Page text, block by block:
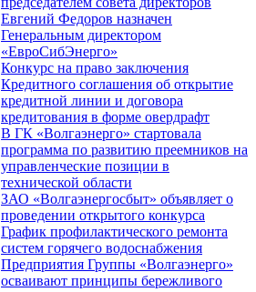
Евгений Федоров назначен
Генеральным директором
«ЕвроСибЭнерго»
Конкурс на право заключения
Кредитного соглашения об открытие
кредитной линии и договора
кредитования в форме овердрафт
В ГК «Волгаэнерго» стартовала
программа по развитию преемников на
управленческие позиции в
технической области
ЗАО «Волгаэнергосбыт» объявляет о
проведении открытого конкурса
График профилактического ремонта
систем горячего водоснабжения
Предприятия Группы «Волгаэнерго»
осваивают принципы бережливого